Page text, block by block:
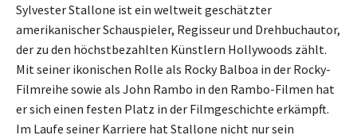
Sylvester Stallone ist ein weltweit geschätzter
amerikanischer Schauspieler, Regisseur und Drehbuchautor,
der zu den höchstbezahlten Künstlern Hollywoods zählt.
Mit seiner ikonischen Rolle als Rocky Balboa in der Rocky-
Filmreihe sowie als John Rambo in den Rambo-Filmen hat
er sich einen festen Platz in der Filmgeschichte erkämpft.
Im Laufe seiner Karriere hat Stallone nicht nur sein